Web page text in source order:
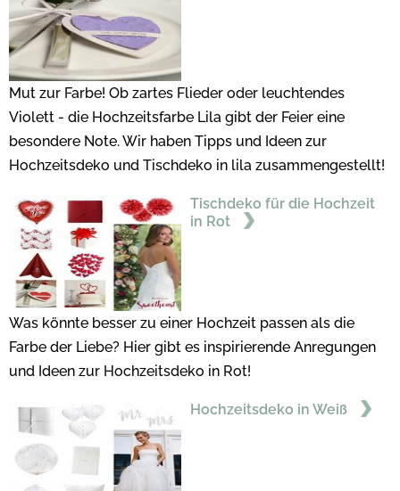
Mut zur Farbe! Ob zartes Flieder oder leuchtendes
Violett - die Hochzeitsfarbe Lila gibt der Feier eine
besondere Note. Wir haben Tipps und Ideen zur
Hochzeitsdeko und Tischdeko in lila zusammengestellt!
Tischdeko für die Hochzeit
in Rot
Was könnte besser zu einer Hochzeit passen als die
Farbe der Liebe? Hier gibt es inspirierende Anregungen
und Ideen zur Hochzeitsdeko in Rot!
Hochzeitsdeko in Weiß